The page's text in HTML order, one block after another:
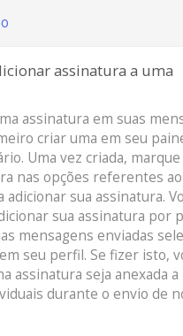
assinatura a uma
assinatura em suas
criar uma em seu
Uma vez criada, marque
nas opções referentes
adicionar sua assinatura.
sua assinatura por
mensagens enviadas
seu perfil. Se fizer isto,
assinatura seja anexada a
durante o envio de